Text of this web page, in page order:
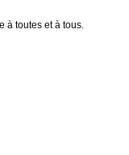
à toutes et à tous.